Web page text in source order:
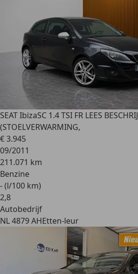
SEAT IbizaSC 1.4 TSI FR LEES
(STOELVERWARMING,
€ 3.945
09/2011
211.071 km
Benzine
- (l/100 km)
2,8
Autobedrijf
NL 4879 AHEtten-leur